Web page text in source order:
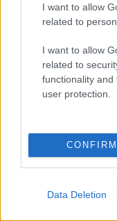
I want to allow
related to
I want to allow
related to
functionality
user protection.
CONFIRM
Data Deletion
Támogatás
a